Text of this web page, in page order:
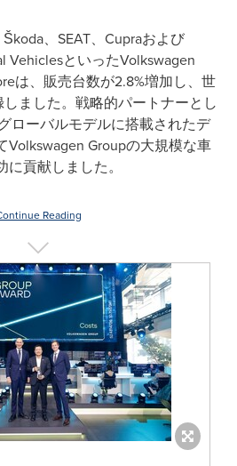
、SEAT、Cupraおよび
VehiclesといったVolkswagen
は、販売台数が2.8%増加し、世
ました。戦略的パートナーとし
ローバルモデルに搭載されたデ
Volkswagen Groupの大規模な車
貢献しました。
Reading